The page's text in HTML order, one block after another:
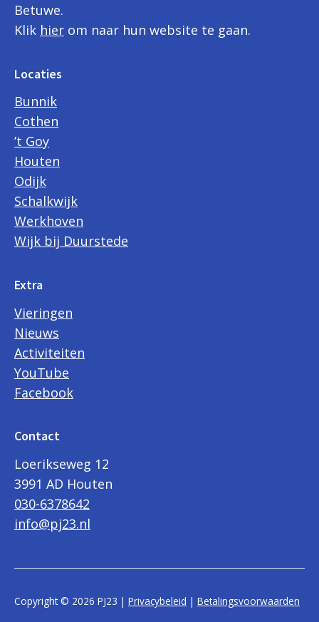
Betuwe.
Klik hier om naar hun website te gaan.
Locaties
Bunnik
Cothen
’t Goy
Houten
Odijk
Schalkwijk
Werkhoven
Wijk bij Duurstede
Extra
Vieringen
Nieuws
Activiteiten
YouTube
Facebook
Contact
Loerikseweg 12
3991 AD Houten
030-6378642
info@pj23.nl
Copyright © 2026 PJ23 | Privacybeleid | Betalingsvoorwaarden